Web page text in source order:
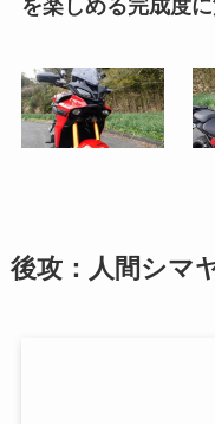
を楽しめる完成度
後攻：人間シマ